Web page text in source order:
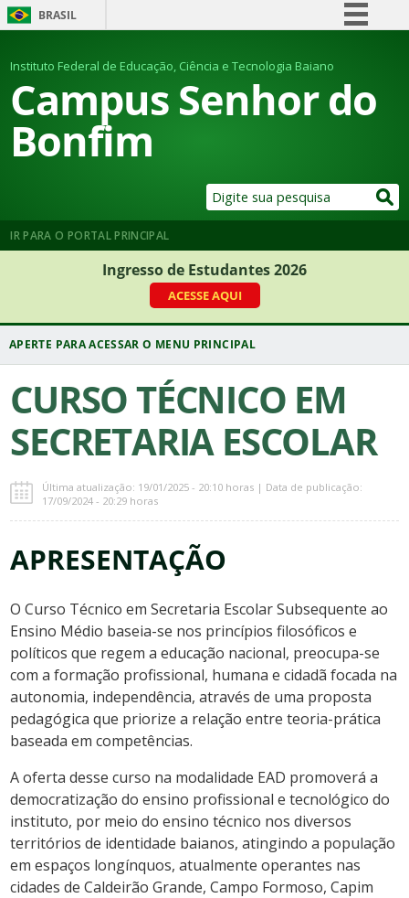
BRASIL
Comunica BR
Participe
Instituto Federal de Educação, Ciência e Tecnologia Baiano
Campus Senhor do
Bonfim
IR PARA O PORTAL PRINCIPAL
Ingresso de Estudantes 2026
ACESSE AQUI
CURSO TÉCNICO EM
SECRETARIA ESCOLAR
Última atualização: 19/01/2025 - 20:10 horas | Data de publicação:
17/09/2024 - 20:29 horas
APRESENTAÇÃO
O Curso Técnico em Secretaria Escolar Subsequente ao
Ensino Médio baseia-se nos princípios filosóficos e
políticos que regem a educação nacional, preocupa-se
com a formação profissional, humana e cidadã focada na
autonomia, independência, através de uma proposta
pedagógica que priorize a relação entre teoria-prática
baseada em competências.
A oferta desse curso na modalidade EAD promoverá a
democratização do ensino profissional e tecnológico do
instituto, por meio do ensino técnico nos diversos
territórios de identidade baianos, atingindo a população
em espaços longínquos, atualmente operantes nas
cidades de Caldeirão Grande, Campo Formoso, Capim